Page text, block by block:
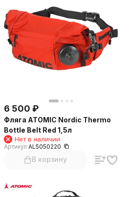
6 500 ₽
Фляга ATOMIC Nordic Thermo
Bottle Belt Red 1,5л
Нет в наличии
Артикул:AL5050220
В корзину